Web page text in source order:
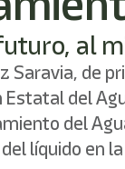
al
de
del
del
líquido en